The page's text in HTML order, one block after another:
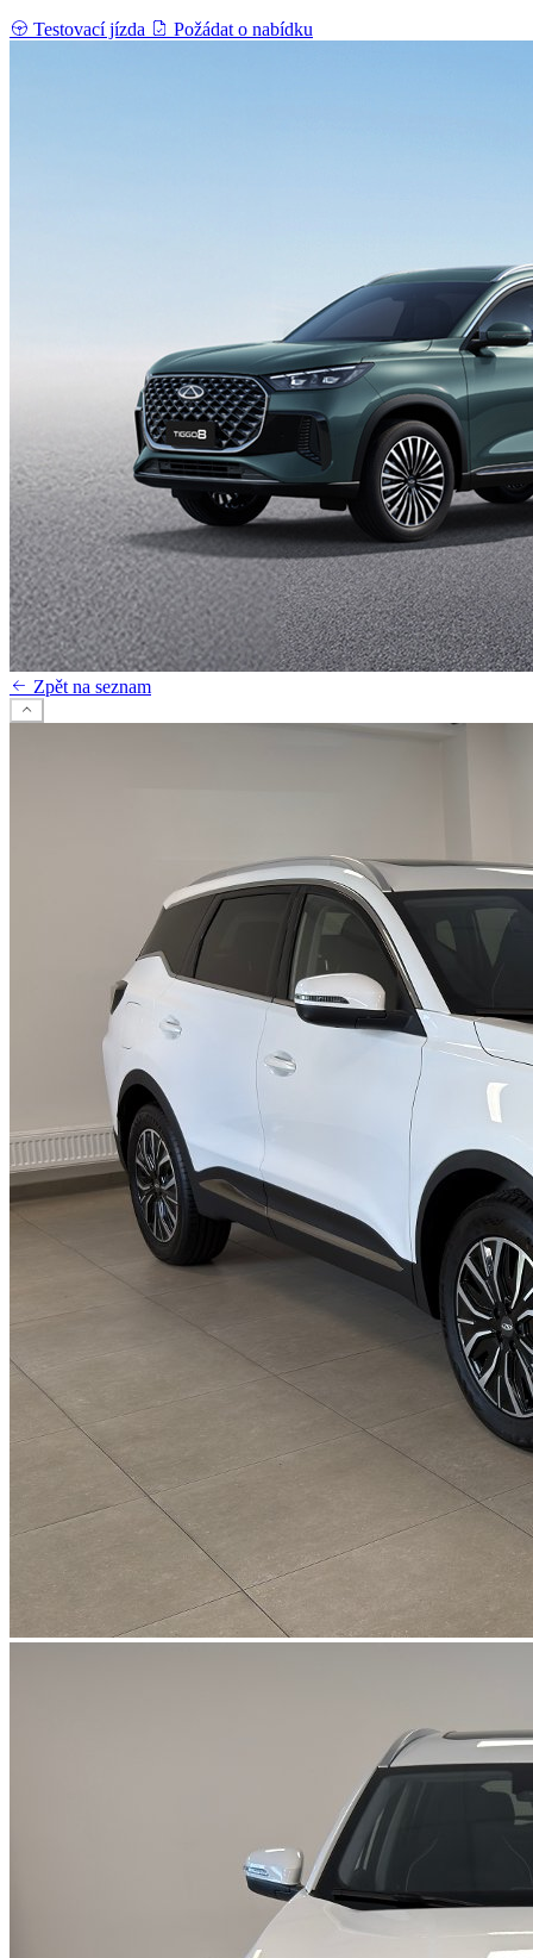
Testovací jízda
Požádat o nabídku
Zpět na seznam